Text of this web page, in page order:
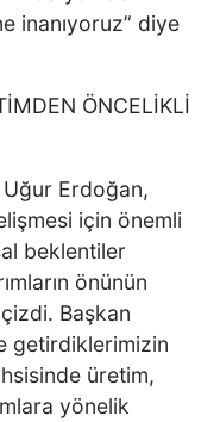
GÖRÜNTÜ:
ETKİSİNDEKİ
BEKLEDİ
CAN PAZARI 1
Getirdi
inanıyoruz” diye
ÖNCELİKLİ
Uğur Erdoğan,
için önemli
beklentiler
önünün
çizdi. Başkan
getirdiklerimizin
üretim,
yönelik